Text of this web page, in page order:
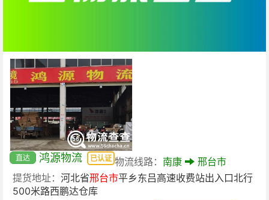
直达 鸿源物流 已认证 物流线路： 南康
邢台市
提货地址： 河北省邢台市平乡东吕高速收费站出入口北行
500米路西鹏达仓库